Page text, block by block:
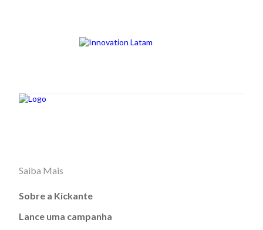
Saiba Mais
Sobre a Kickante
Lance uma campanha